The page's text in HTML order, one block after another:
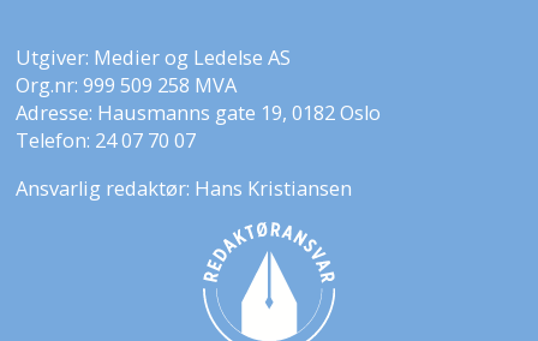
Utgiver: Medier og Ledelse AS
Org.nr: 999 509 258 MVA
Adresse: Hausmanns gate 19, 0182 Oslo
Telefon: 24 07 70 07
Ansvarlig redaktør: Hans Kristiansen